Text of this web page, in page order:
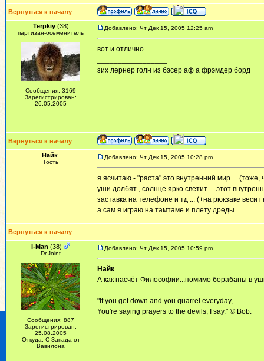
Вернуться к началу
Terpkiy(38)
партизан-осеменитель
Сообщения: 3169
Зарегистрирован:
26.05.2005
Добавлено: Чт Дек 15, 2005 12:25 am
вот и отлично.
зих лернер голн из бэсер аф а фрэмдер борд
Вернуться к началу
Найк
Гость
Добавлено: Чт Дек 15, 2005 10:28 pm
я ясчитаю - "раста" это внутренний мир ... (тоже,
уши долбят , солнце ярко светит ... этот
заставка на телефоне и тд ... (+на рюкзаке
а сам я играю на тамтаме и плету дреды...
Вернуться к началу
I-Man (38)
Dr.Joint
Сообщения: 887
Зарегистрирован:
25.08.2005
Откуда: С Запада от
Вавилона
Добавлено: Чт Дек 15, 2005 10:59 pm
Найк
А как насчёт Философии...помимо борабаны в
"If you get down and you quarrel everyday,
You're saying prayers to the devils, I say." © Bob.